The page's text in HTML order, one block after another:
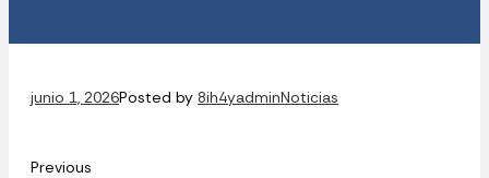
junio 1, 2026Posted by 8ih4yadminNoticias
Previous